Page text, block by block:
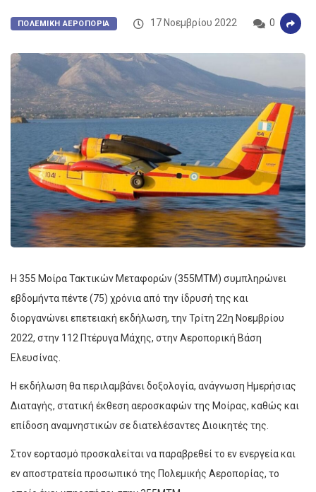
ΠΟΛΕΜΙΚΉ ΑΕΡΟΠΟΡΊΑ 17 Νοεμβρίου 2022 0
Η 355 Μοίρα Τακτικών Μεταφορών (355ΜΤΜ) συμπληρώνει
εβδομήντα πέντε (75) χρόνια από την ίδρυσή της και
διοργανώνει επετειακή εκδήλωση, την Τρίτη 22η Νοεμβρίου
2022, στην 112 Πτέρυγα Μάχης, στην Αεροπορική Βάση
Ελευσίνας.
Η εκδήλωση θα περιλαμβάνει δοξολογία, ανάγνωση Ημερήσιας
Διαταγής, στατική έκθεση αεροσκαφών της Μοίρας, καθώς και
επίδοση αναμνηστικών σε διατελέσαντες Διοικητές της.
Στον εορτασμό προσκαλείται να παραβρεθεί το εν ενεργεία και
εν αποστρατεία προσωπικό της Πολεμικής Αεροπορίας, το